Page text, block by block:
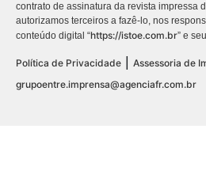
contrato de assinatura da revista impressa
autorizamos terceiros a fazê-lo, nos
conteúdo digital “https://istoe.com.br” e
Política de Privacidade
Assessoria de
grupoentre.imprensa@agenciafr.com.br